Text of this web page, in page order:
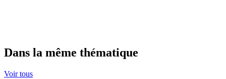
Dans la même thématique
Voir tous